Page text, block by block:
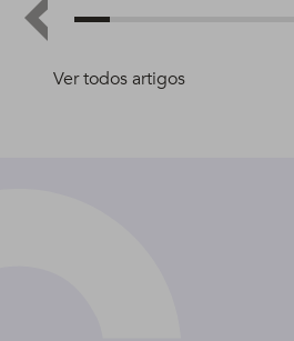
Ver todos artigos